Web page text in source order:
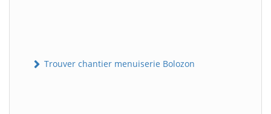
Trouver chantier menuiserie Bolozon